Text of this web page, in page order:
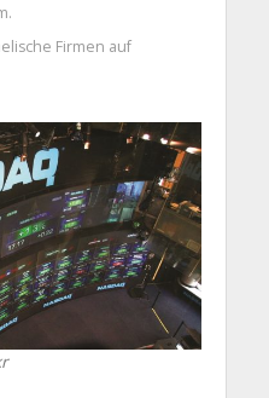
Firmen auf